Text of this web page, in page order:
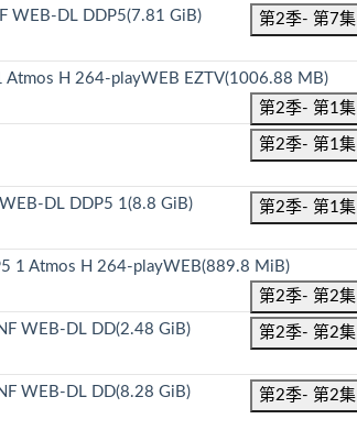
WEB-DL DDP5(7.81 GiB)
第2季- 第7集
Atmos H 264-playWEB EZTV(1006.88 MB)
第2季- 第1集
第2季- 第1集
DL DDP5 1(8.8 GiB)
第2季- 第1集
1 Atmos H 264-playWEB(889.8 MiB)
第2季- 第2集
WEB-DL DD(2.48 GiB)
第2季- 第2集
WEB-DL DD(8.28 GiB)
第2季- 第2集